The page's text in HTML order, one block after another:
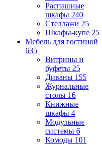
Распашные
шкафы 240
Стеллажи 25
Шкафы-купе 25
Мебель для гостиной
635
Витрины и
буфеты 25
Диваны 155
Журнальные
столы 16
Книжные
шкафы 4
Модульные
системы 6
Комоды 101